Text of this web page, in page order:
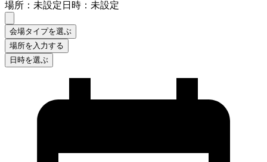
場所：未設定日時：未設定
会場タイプを選ぶ
場所を入力する
日時を選ぶ